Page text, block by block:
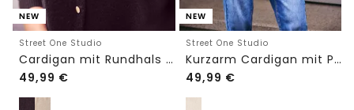
NEW
Street One Studio
Cardigan mit Rundhals und Knöpfen
49,99 €
NEW
Street One Studio
Kurzarm Cardigan mit Polokragen
49,99 €